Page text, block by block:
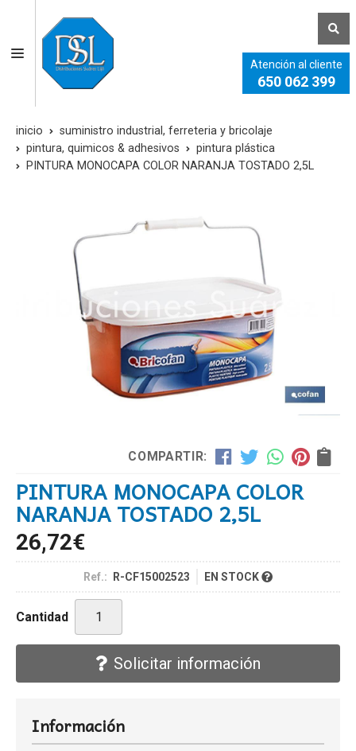
Atención al cliente
650 062 399
inicio
suministro industrial, ferreteria y bricolaje
pintura, quimicos & adhesivos
pintura plástica
PINTURA MONOCAPA COLOR NARANJA TOSTADO 2,5L
COMPARTIR:
PINTURA MONOCAPA COLOR
NARANJA TOSTADO 2,5L
26,72€
Ref.: R-CF15002523 EN STOCK
Cantidad
Solicitar información
Información